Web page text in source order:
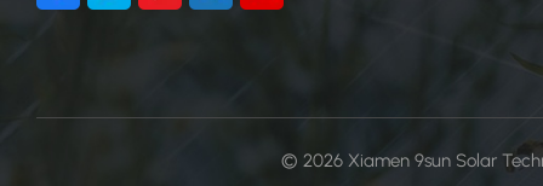
© 2026 Xiamen 9sun Solar